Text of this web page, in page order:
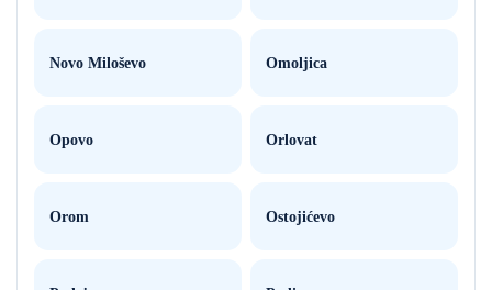
Novo Miloševo Omoljica
Opovo Orlovat
Orom Ostojićevo